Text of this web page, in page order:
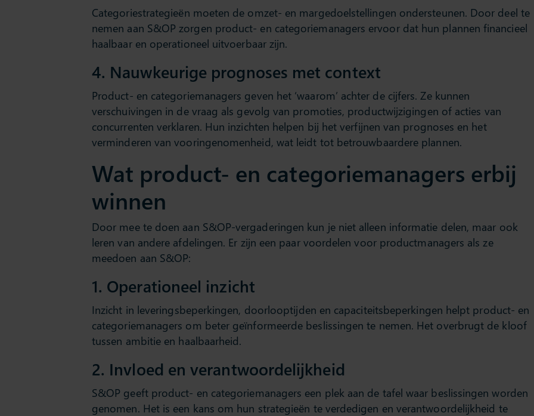
Categoriestrategieën moeten de omzet- en margedoelstellingen ondersteunen. Door deel te
nemen aan S&OP zorgen product- en categoriemanagers ervoor dat hun plannen financieel
haalbaar en operationeel uitvoerbaar zijn.
4. Nauwkeurige prognoses met context
Product- en categoriemanagers geven het ‘waarom’ achter de cijfers. Ze kunnen
verschuivingen in de vraag als gevolg van promoties, productwijzigingen of acties van
concurrenten verklaren. Hun inzichten helpen bij het verfijnen van prognoses en het
verminderen van vooringenomenheid, wat leidt tot betrouwbaardere plannen.
Wat product- en categoriemanagers erbij
winnen
Door mee te doen aan S&OP-vergaderingen kun je niet alleen informatie delen, maar ook
leren van andere afdelingen. Er zijn een paar voordelen voor productmanagers als ze
meedoen aan S&OP:
1. Operationeel inzicht
Inzicht in leveringsbeperkingen, doorlooptijden en capaciteitsbeperkingen helpt product- en
categoriemanagers om beter geïnformeerde beslissingen te nemen. Het overbrugt de kloof
tussen ambitie en haalbaarheid.
2. Invloed en verantwoordelijkheid
S&OP geeft product- en categoriemanagers een plek aan de tafel waar beslissingen worden
genomen. Het is een kans om hun strategieën te verdedigen en verantwoordelijkheid te